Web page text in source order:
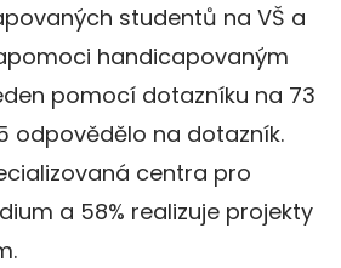
studentů na VŠ a
handicapovaným
pomocí dotazníku na 73
odpovědělo na dotazník.
centra pro
a 58% realizuje projekty